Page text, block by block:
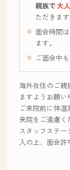
親族で大
ただきます
面会時間は
ます。
ご面会中も
海外在住のご親
ますようお願い
ご来院前に体
来院をご遠慮く
スタッフステ
入の上、面会許